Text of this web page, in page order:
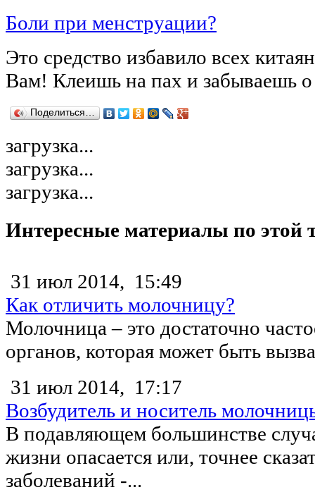
Боли при менструации?
Это средство избавило всех
Вам! Клеишь на пах и забываешь
Поделиться…
загрузка...
загрузка...
загрузка...
Интересные материалы по этой
31 июл 2014, 15:49
Как отличить молочницу?
Молочница – это достаточно
органов, которая может быть
31 июл 2014, 17:17
Возбудитель и носитель
В подавляющем большинстве
жизни опасается или, точнее
заболеваний -...